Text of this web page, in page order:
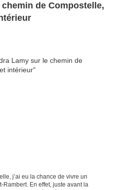
de Compostelle,
j’ai eu la chance de vivre un
En effet, juste avant la